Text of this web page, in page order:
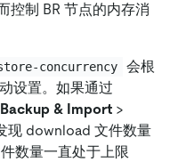
控制 BR 节点的内存消
concurrency
会根
设置。如果通过
Backup & Import >
现 download 文件数量
数量一直处于上限